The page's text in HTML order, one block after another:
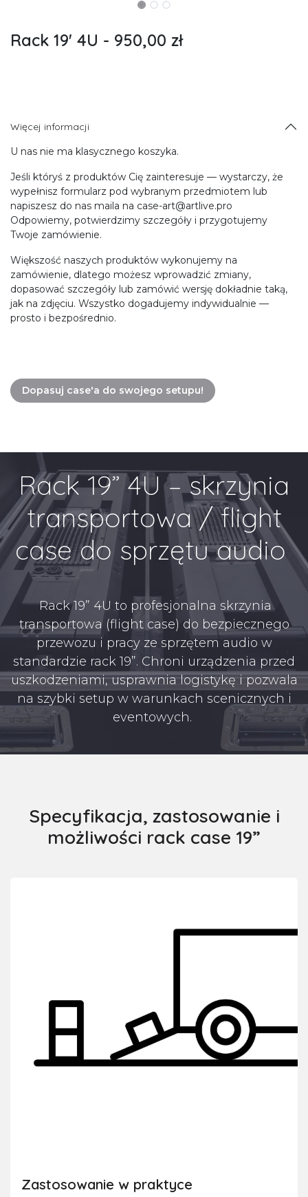
Rack 19' 4U - 950,00 zł
Więcej informacji
U nas nie ma klasycznego koszyka.
Jeśli któryś z produktów Cię zainteresuje — wystarczy, że
wypełnisz formularz pod wybranym przedmiotem lub
napiszesz do nas maila na case-art@artlive.pro
Odpowiemy, potwierdzimy szczegóły i przygotujemy
Twoje zamówienie.
Większość naszych produktów wykonujemy na
zamówienie, dlatego możesz wprowadzić zmiany,
dopasować szczegóły lub zamówić wersję dokładnie taką,
jak na zdjęciu. Wszystko dogadujemy indywidualnie —
prosto i bezpośrednio.
Dopasuj case'a do swojego setupu!
Rack 19” 4U – skrzynia
transportowa / flight
case do sprzętu audio
Rack 19” 4U to profesjonalna skrzynia
transportowa (flight case) do bezpiecznego
przewozu i pracy ze sprzętem audio w
standardzie rack 19”. Chroni urządzenia przed
uszkodzeniami, usprawnia logistykę i pozwala
na szybki setup w warunkach scenicznych i
eventowych.
Specyfikacja, zastosowanie i
możliwości rack case 19”
Zastosowanie w praktyce